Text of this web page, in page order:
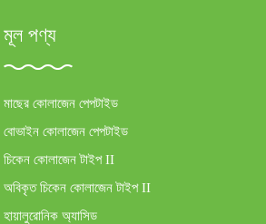
মূল পণ্য
মাছের কোলাজেন পেপটাইড
বোভাইন কোলাজেন পেপটাইড
চিকেন কোলাজেন টাইপ II
অবিকৃত চিকেন কোলাজেন টাইপ II
হায়ালুরোনিক অ্যাসিড